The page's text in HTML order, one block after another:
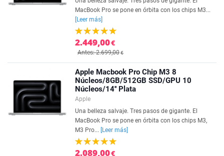
MacBook Pro se pone en órbita con los chips M3...
[Leer más]
2.449,00€
Antes: 2.699,00€
Apple Macbook Pro Chip M3 8
Núcleos/8GB/512GB SSD/GPU 10
Núcleos/14'' Plata
Apple
Una belleza salvaje. Tres pasos de gigante. El
MacBook Pro se pone en órbita con los chips M3,
M3 Pro...
[Leer más]
2.089,00€